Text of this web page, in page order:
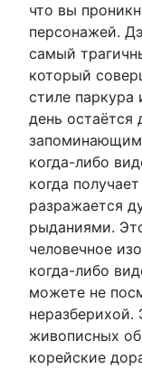
что вы
персонажей.
самый
который
стиле
день
когда-либо
когда
разражается
рыданиями.
человечное
когда-либо
можете не
неразберихой.
живописных
корейские